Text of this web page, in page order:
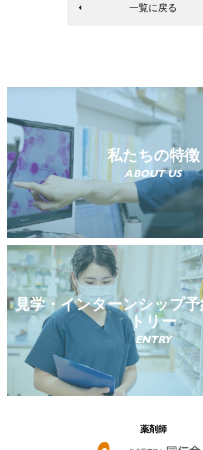
一覧に戻る
私たちの特徴
ABOUT US
見学・インターンシップ
トリー
ENTRY
薬剤師